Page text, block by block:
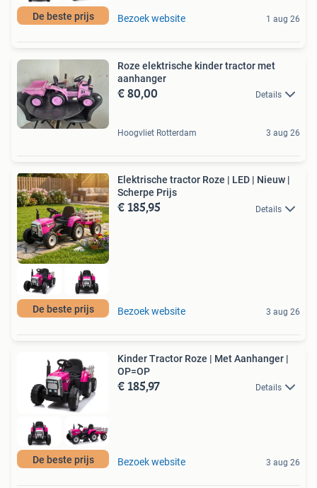
De beste prijs Bezoek website 1 aug 26
Roze elektrische kinder tractor met
aanhanger
€ 80,00 Details
Hoogvliet Rotterdam 3 aug 26
De beste prijs
Elektrische tractor Roze | LED | Nieuw |
Scherpe Prijs
€ 185,95 Details
Bezoek website 3 aug 26
De beste prijs
Kinder Tractor Roze | Met Aanhanger |
OP=OP
€ 185,97 Details
Bezoek website 3 aug 26